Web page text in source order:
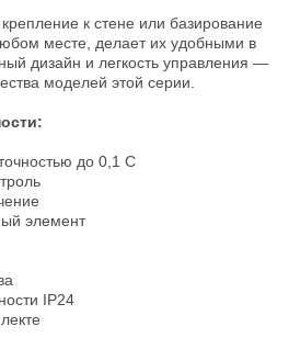
к стене или базирование
месте, делает их удобными в
дизайн и легкость управления —
моделей этой серии.
до 0,1 С
элемент
IP24